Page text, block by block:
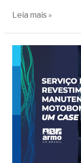
Leia mais »